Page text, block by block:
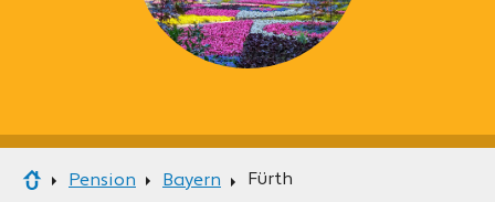
Pension Bayern Fürth